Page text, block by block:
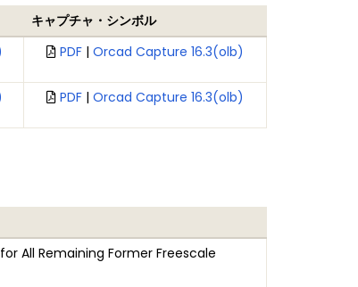
キャプチャ・シンボル
PDF | Orcad Capture 16.3(olb)
PDF | Orcad Capture 16.3(olb)
All Remaining Former Freescale